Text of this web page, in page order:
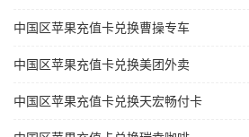
中国区苹果充值卡兑换曹操专车
中国区苹果充值卡兑换美团外卖
中国区苹果充值卡兑换天宏畅付卡